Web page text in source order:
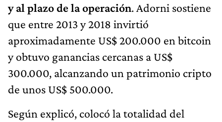
y al plazo de la operación. Adorni sostiene
que entre 2013 y 2018 invirtió
aproximadamente US$ 200.000 en bitcoin
y obtuvo ganancias cercanas a US$
300.000, alcanzando un patrimonio cripto
de unos US$ 500.000.
Según explicó, colocó la totalidad del